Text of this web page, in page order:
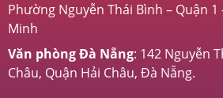
Phường Nguyễn Thái Bình – Quận
Minh
Văn phòng Đà Nẵng: 142 Nguyễn
Châu, Quận Hải Châu, Đà Nẵng.